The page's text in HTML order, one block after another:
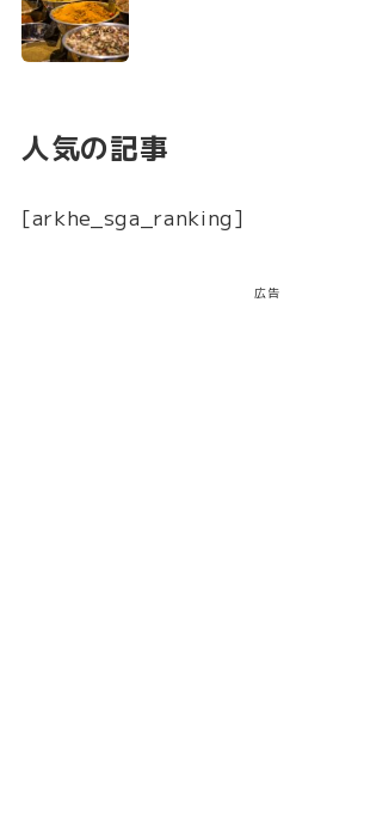
人気の記事
[arkhe_sga_ranking]
広告